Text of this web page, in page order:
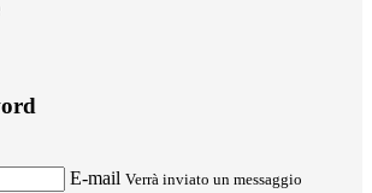
E-mail Verrà inviato un messaggio